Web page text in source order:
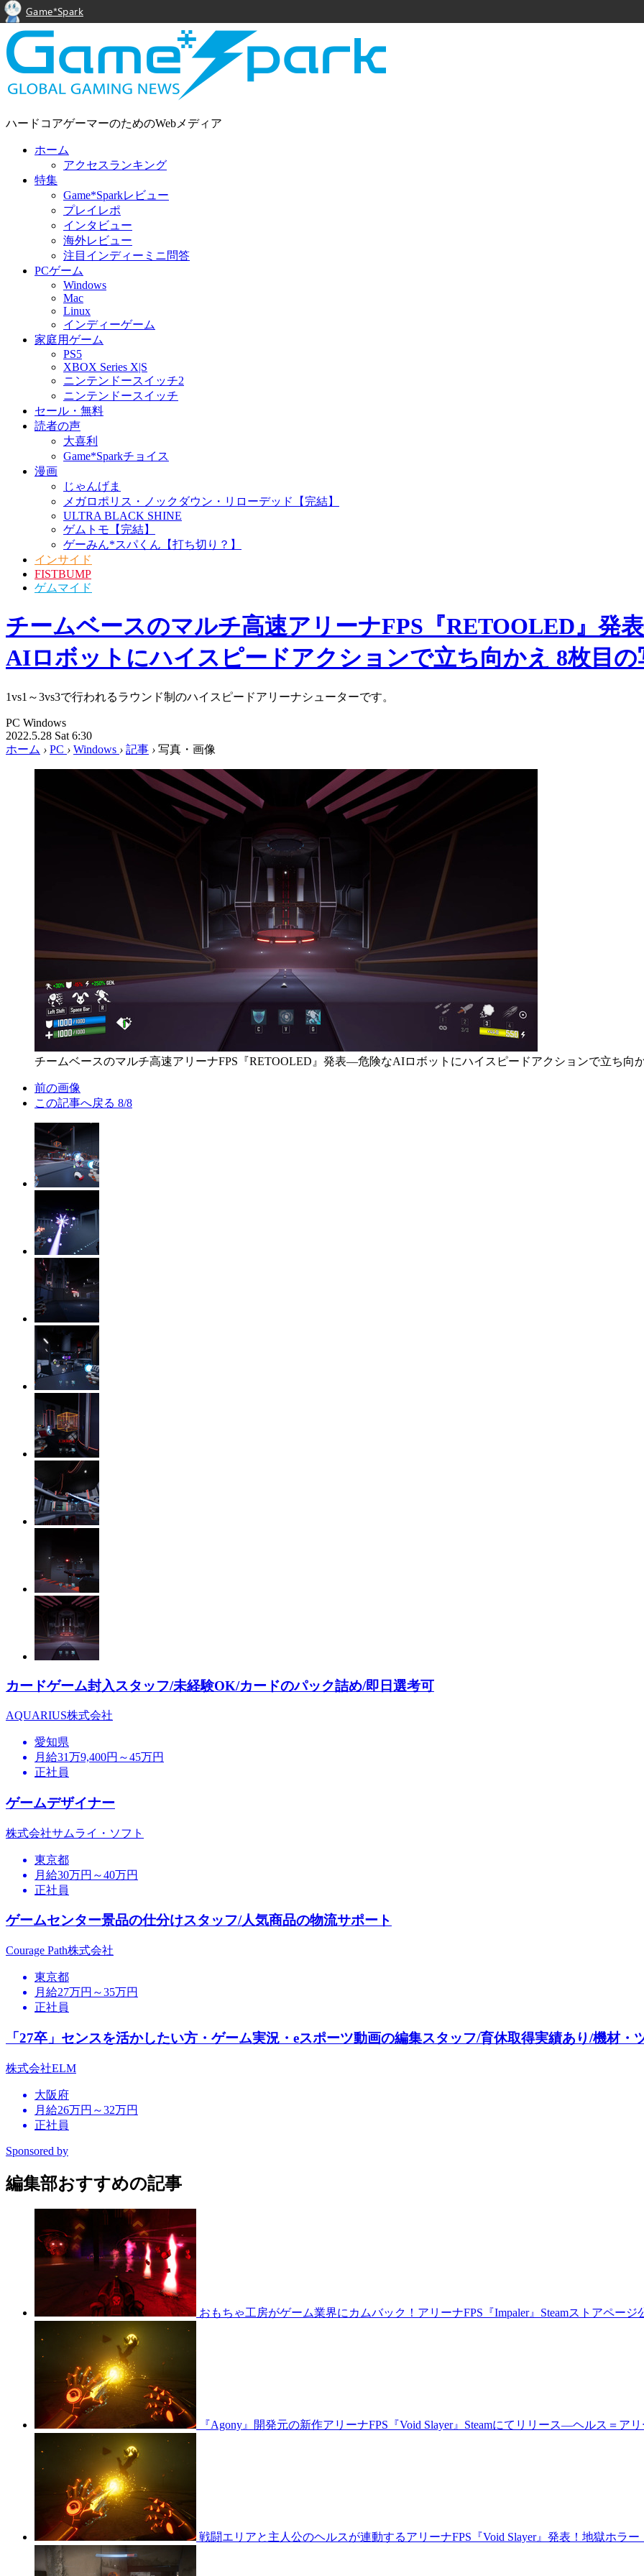
ハードコアゲーマーのためのWebメディア
ホーム
アクセスランキング
特集
Game*Sparkレビュー
プレイレポ
インタビュー
海外レビュー
注目インディーミニ問答
PCゲーム
Windows
Mac
Linux
インディーゲーム
家庭用ゲーム
PS5
XBOX Series X|S
ニンテンドースイッチ2
ニンテンドースイッチ
セール・無料
読者の声
大喜利
Game*Sparkチョイス
漫画
じゃんげま
メガロポリス・ノックダウン・リローデッド【完結】
ULTRA BLACK SHINE
ゲムトモ【完結】
ゲーみん*スパくん【打ち切り？】
インサイド
FISTBUMP
ゲムマイド
チームベースのマルチ高速アリーナFPS『RETOOLED』発
AIロボットにハイスピードアクションで立ち向かえ 8枚目の
1vs1～3vs3で行われるラウンド制のハイスピードアリーナシューターです。
PC Windows
2022.5.28 Sat 6:30
ホーム › PC › Windows › 記事 › 写真・画像
チームベースのマルチ高速アリーナFPS『RETOOLED』発表―危険なAIロボットにハイスピードアクションで立ち向
前の画像
この記事へ戻る 8/8
カードゲーム封入スタッフ/未経験OK/カードのパック詰め/即日選考可
AQUARIUS株式会社
愛知県
月給31万9,400円～45万円
正社員
ゲームデザイナー
株式会社サムライ・ソフト
東京都
月給30万円～40万円
正社員
ゲームセンター景品の仕分けスタッフ/人気商品の物流サポート
Courage Path株式会社
東京都
月給27万円～35万円
正社員
「27卒」センスを活かしたい方・ゲーム実況・eスポーツ動画の編集スタッフ/育休取得実績あり/機材・
株式会社ELM
大阪府
月給26万円～32万円
正社員
Sponsored by
編集部おすすめの記事
おもちゃ工房がゲーム業界にカムバック！アリーナFPS『Impaler』Steamストアページ
『Agony』開発元の新作アリーナFPS『Void Slayer』Steamにてリリース―ヘルス＝ア
戦闘エリアと主人公のヘルスが連動するアリーナFPS『Void Slayer』発表！地獄ホラ
Game*Spark